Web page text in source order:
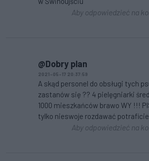
Aby odpowiedzieć na
@Dobry plan
2021-05-17 20:37:59
A skąd personel do obsługi tych
zastanów się ?? 4 pielęgniarki
1000 mieszkańców brawo WY !!!
tylko nieswoje rozdawać
Aby odpowiedzieć na